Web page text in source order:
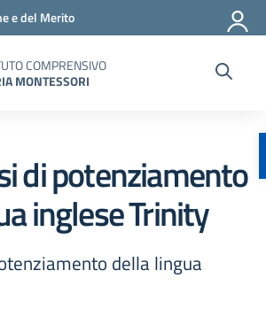
e del Merito
COMPRENSIVO
MONTESSORI
di potenziamento
inglese Trinity
della lingua